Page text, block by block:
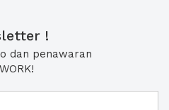
!
dan penawaran